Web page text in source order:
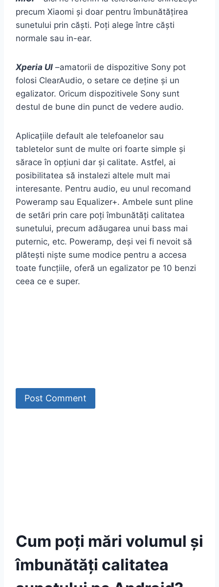
precum Xiaomi și doar pentru îmbunătățirea
sunetului prin căști. Poți alege între căști
normale sau in-ear.
Xperia UI –amatorii de dispozitive Sony pot
folosi ClearAudio, o setare ce deține și un
egalizator. Oricum dispozitivele Sony sunt
destul de bune din punct de vedere audio.
Aplicațiile default ale telefoanelor sau
tabletelor sunt de multe ori foarte simple și
sărace în opțiuni dar și calitate. Astfel, ai
posibilitatea să instalezi altele mult mai
interesante. Pentru audio, eu unul recomand
Poweramp sau Equalizer+. Ambele sunt pline
de setări prin care poți îmbunătăți calitatea
sunetului, precum adăugarea unui bass mai
puternic, etc. Poweramp, deși vei fi nevoit să
plătești niște sume modice pentru a accesa
toate funcțiile, oferă un egalizator pe 10 benzi
ceea ce e super.
Cum poți mări volumul și
îmbunătăți calitatea